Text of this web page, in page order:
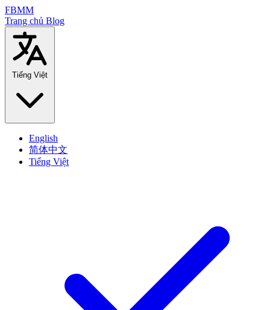
FBMM
Trang chủ Blog
Tiếng Việt
English
简体中文
Tiếng Việt